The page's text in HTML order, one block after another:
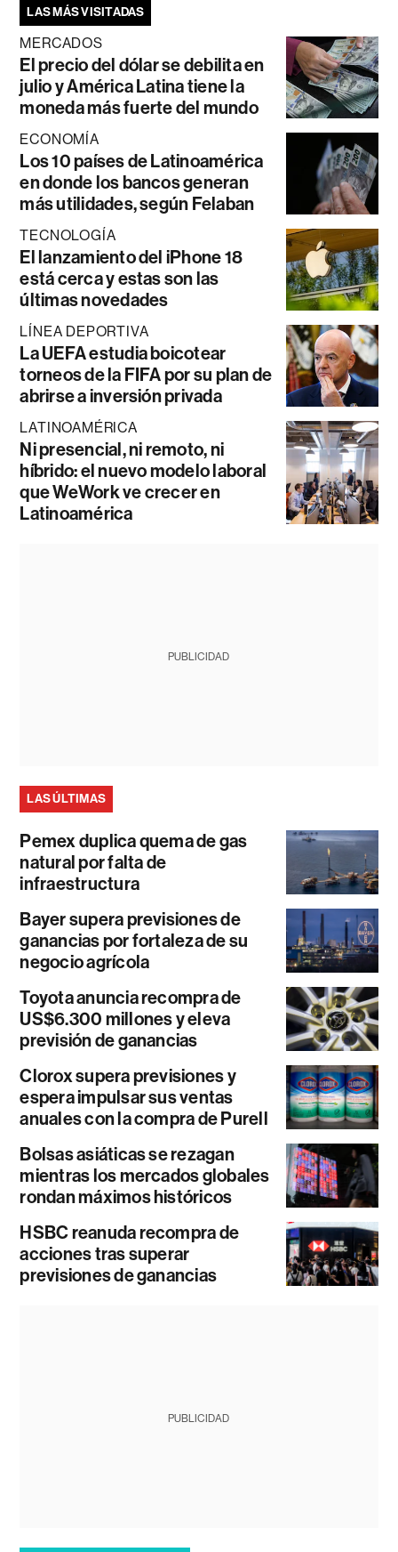
LAS MÁS VISITADAS
MERCADOS
El precio del dólar se debilita en
julio y América Latina tiene la
moneda más fuerte del mundo
ECONOMÍA
Los 10 países de Latinoamérica
en donde los bancos generan
más utilidades, según Felaban
TECNOLOGÍA
El lanzamiento del iPhone 18
está cerca y estas son las
últimas novedades
LÍNEA DEPORTIVA
La UEFA estudia boicotear
torneos de la FIFA por su plan de
abrirse a inversión privada
LATINOAMÉRICA
Ni presencial, ni remoto, ni
híbrido: el nuevo modelo laboral
que WeWork ve crecer en
Latinoamérica
PUBLICIDAD
LAS ÚLTIMAS
Pemex duplica quema de gas
natural por falta de
infraestructura
Bayer supera previsiones de
ganancias por fortaleza de su
negocio agrícola
Toyota anuncia recompra de
US$6.300 millones y eleva
previsión de ganancias
Clorox supera previsiones y
espera impulsar sus ventas
anuales con la compra de Purell
Bolsas asiáticas se rezagan
mientras los mercados globales
rondan máximos históricos
HSBC reanuda recompra de
acciones tras superar
previsiones de ganancias
PUBLICIDAD